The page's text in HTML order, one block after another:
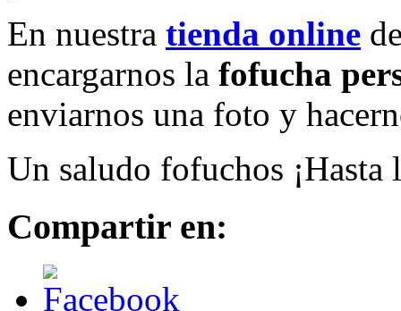
En nuestra tienda online
encargarnos la fofucha
enviarnos una foto y
Un saludo fofuchos
Compartir en: